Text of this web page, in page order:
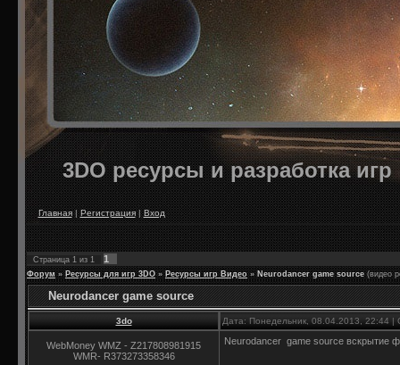
3DO ресурсы и разработка игр
Главная|Регистрация|Вход
Страница 1 из 1 1
Форум » Ресурсы для игр 3DO » Ресурсы игр Видео » Neurodancer game source (видео
Neurodancer game source
3do Дата: Понедельник, 08.04.2013, 22:44
WebMoney WMZ - Z217808981915
WMR- R373273358346
Neurodancer game source вскрытие